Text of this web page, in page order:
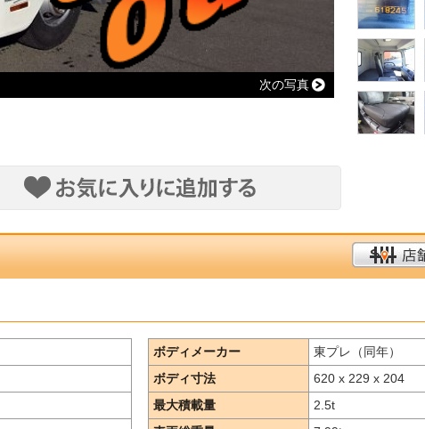
次の写真
ボディメーカー
東プレ（同年）
ボディ寸法
620 x 229 x 204
最大積載量
2.5t